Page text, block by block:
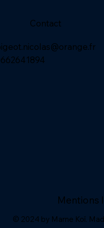
Contact
Mentions
© 2024 by Marne Koï.